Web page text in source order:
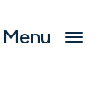
Menu